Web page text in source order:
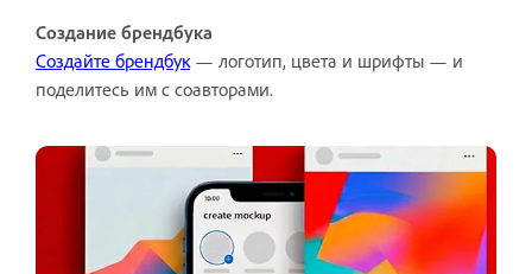
Создание брендбука
Создайте брендбук — логотип, цвета и шрифты — и
поделитесь им с соавторами.